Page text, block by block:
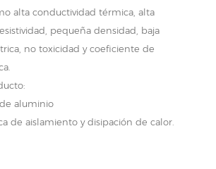
alta conductividad térmica, alta
pequeña densidad, baja
no toxicidad y coeficiente de
aluminio
de aislamiento y disipación de calor.